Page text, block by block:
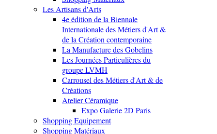
Les Artisans d'Arts
4e édition de la Biennale
Internationale des Métiers d'Art &
de la Création contemporaine
La Manufacture des Gobelins
Les Journées Particulières du
groupe LVMH
Carrousel des Métiers d'Art & de
Créations
Atelier Céramique
Expo Galerie 2D Paris
Shopping Equipement
Shopping Matériaux